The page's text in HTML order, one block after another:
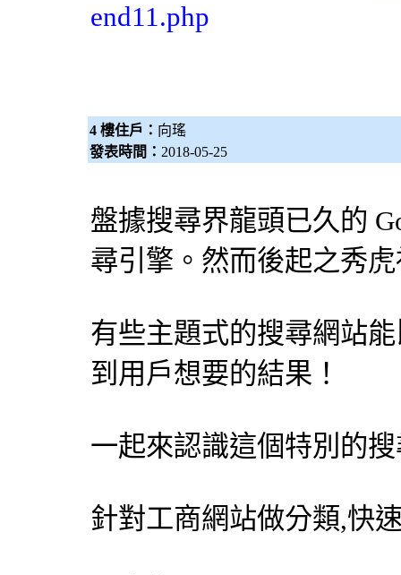
end11.php
4 樓住戶： 向瑤
發表時間： 2018-05-25
盤據搜尋界龍頭已久的
尋引擎 。然而後起之秀
有些主題式的搜尋網站
到用戶想要的結果！
一起來認識這個特別的
針對工商網站做分類,快